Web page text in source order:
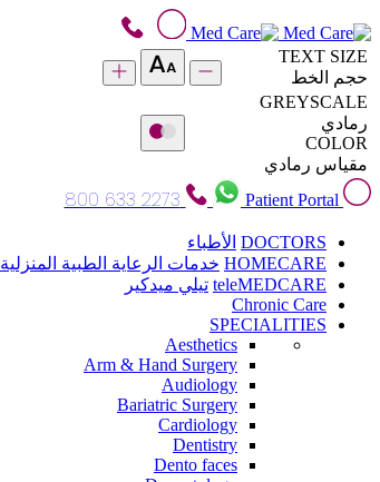
TEXT SIZE
حجم الخط
GREYSCALE
رمادي
COLOR
مقياس رمادي
Patient Portal
800 633 2273
DOCTORS الأطباء
HOMECARE خدمات الرعاية الطبية المنزلية
teleMEDCARE تيلي ميدكير
Chronic Care
SPECIALITIES
Aesthetics
Arm & Hand Surgery
Audiology
Bariatric Surgery
Cardiology
Dentistry
Dento faces